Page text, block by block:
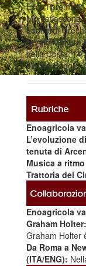
Ecco i
Montefiascone
Leonardi
Sergio Mottura
della Costa
bianco Poggio
Enoagricola
L’evoluzione
tenuta di
Musica a
Trattoria del
Enoagricola
Graham
Graham Holter
Da Roma a
(ITA/ENG):